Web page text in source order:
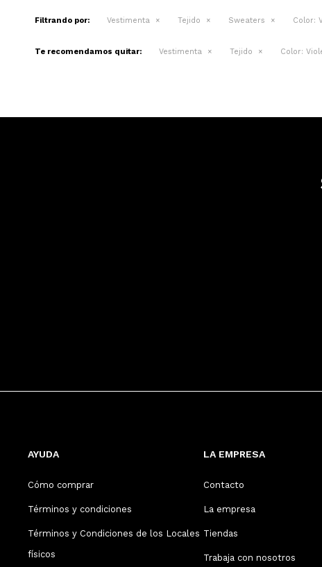
Filtrando por: Vestimenta Tejido Sweaters Color:
Te recomendamos quitar: Vestimenta Tejido Color:
AYUDA
Cómo comprar
Términos y condiciones
Términos y Condiciones de los Locales
físicos
LA EMPRESA
Contacto
La empresa
Tiendas
Trabaja con nosotros